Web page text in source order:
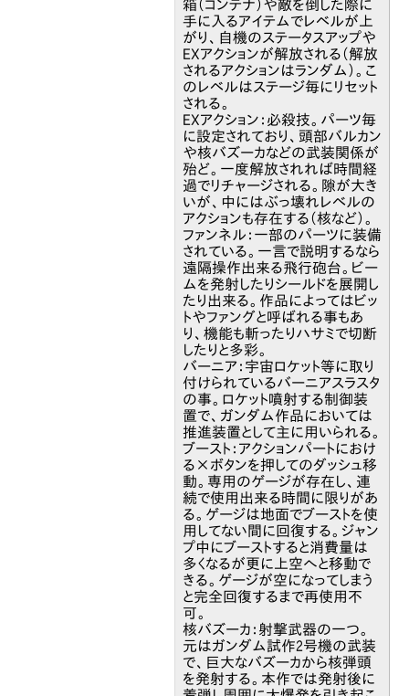
箱（コンテナ）や敵を倒した際に
手に入るアイテムでレベルが上
がり、自機のステータスアップや
EXアクションが解放される（解放
されるアクションはランダム）。こ
のレベルはステージ毎にリセット
される。
EXアクション：必殺技。パーツ毎
に設定されており、頭部バルカン
や核バズーカなどの武装関係が
殆ど。一度解放されれば時間経
過でリチャージされる。隙が大き
いが、中にはぶっ壊れレベルの
アクションも存在する（核など）。
ファンネル：一部のパーツに装備
されている。一言で説明するなら
遠隔操作出来る飛行砲台。ビー
ムを発射したりシールドを展開し
たり出来る。作品によってはビッ
トやファングと呼ばれる事もあ
り、機能も斬ったりハサミで切断
したりと多彩。
バーニア：宇宙ロケット等に取り
付けられているバーニアスラスタ
の事。ロケット噴射する制御装
置で、ガンダム作品においては
推進装置として主に用いられる。
ブースト：アクションパートにおけ
る×ボタンを押してのダッシュ移
動。専用のゲージが存在し、連
続で使用出来る時間に限りがあ
る。ゲージは地面でブーストを使
用してない間に回復する。ジャン
プ中にブーストすると消費量は
多くなるが更に上空へと移動で
きる。ゲージが空になってしまう
と完全回復するまで再使用不
可。
核バズーカ：射撃武器の一つ。
元はガンダム試作2号機の武装
で、巨大なバズーカから核弾頭
を発射する。本作では発射後に